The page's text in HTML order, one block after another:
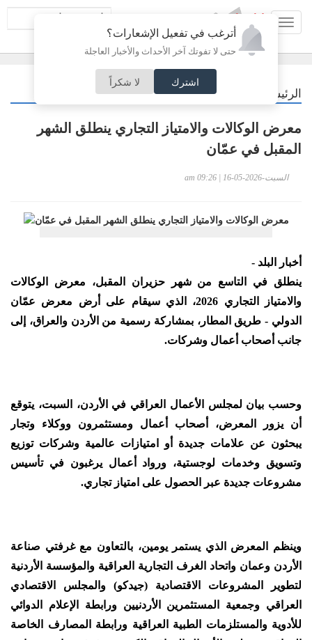
أترغب في تفعيل الإشعارات؟
حتى لا تفوتك آخر الأحداث والأخبار العاجلة
اشترك لا شكراً
الرئيسية
معرض الوكالات والامتياز التجاري ينطلق الشهر
المقبل في عمّان
السبت-2026-05-16 | 09:26 am
أخبار البلد -
ينطلق في التاسع من شهر حزيران المقبل، معرض الوكالات
والامتياز التجاري 2026، الذي سيقام على أرض معرض عمّان
الدولي - طريق المطار، بمشاركة رسمية من الأردن والعراق، إلى
جانب أصحاب أعمال وشركات.
وحسب بيان لمجلس الأعمال العراقي في الأردن، السبت، يتوقع
أن يزور المعرض، أصحاب أعمال ومستثمرون ووكلاء وتجار
يبحثون عن علامات جديدة أو امتيازات عالمية وشركات توزيع
وتسويق وخدمات لوجستية، ورواد أعمال يرغبون في تأسيس
مشروعات جديدة عبر الحصول على امتياز تجاري.
وينظم المعرض الذي يستمر يومين، بالتعاون مع غرفتي صناعة
الأردن وعمان واتحاد الغرف التجارية العراقية والمؤسسة الأردنية
لتطوير المشروعات الاقتصادية (جيدكو) والمجلس الاقتصادي
العراقي وجمعية المستثمرين الأردنيين ورابطة الإعلام الدوائي
للأدوية والمستلزمات الطبية العراقية ورابطة المصارف الخاصة